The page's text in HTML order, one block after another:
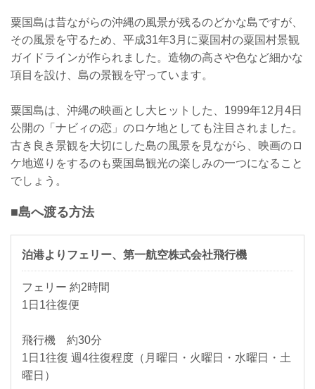
粟国島は昔ながらの沖縄の風景が残るのどかな島ですが、
その風景を守るため、平成31年3月に粟国村の粟国村景観
ガイドラインが作られました。造物の高さや色など細かな
項目を設け、島の景観を守っています。
粟国島は、沖縄の映画とし大ヒットした、1999年12月4日
公開の「ナビィの恋」のロケ地としても注目されました。
古き良き景観を大切にした島の風景を見ながら、映画のロ
ケ地巡りをするのも粟国島観光の楽しみの一つになること
でしょう。
■島へ渡る方法
泊港よりフェリー、第一航空株式会社飛行機
フェリー 約2時間
1日1往復便
飛行機 約30分
1日1往復 週4往復程度（月曜日・火曜日・水曜日・土
曜日）